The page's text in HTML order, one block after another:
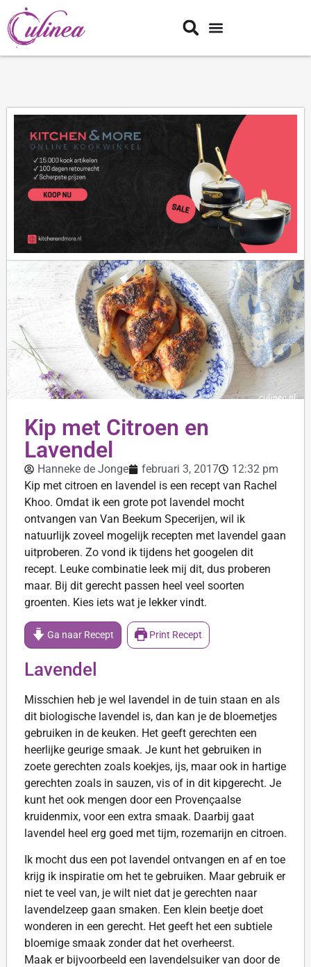
Kip met Citroen en
Lavendel
Hanneke de Jonge februari 3, 2017
12:32 pm
Kip met citroen en lavendel is een recept van Rachel
Khoo. Omdat ik een grote pot lavendel mocht
ontvangen van Van Beekum Specerijen, wil ik
natuurlijk zoveel mogelijk recepten met lavendel gaan
uitproberen. Zo vond ik tijdens het googelen dit
recept. Leuke combinatie leek mij dit, dus proberen
maar. Bij dit gerecht passen heel veel soorten
groenten. Kies iets wat je lekker vindt.
Ga naar Recept Print Recept
Lavendel
Misschien heb je wel lavendel in de tuin staan en als
dit biologische lavendel is, dan kan je de bloemetjes
gebruiken in de keuken. Het geeft gerechten een
heerlijke geurige smaak. Je kunt het gebruiken in
zoete gerechten zoals koekjes, ijs, maar ook in hartige
gerechten zoals in sauzen, vis of in dit kipgerecht. Je
kunt het ook mengen door een Provençaalse
kruidenmix, voor een extra smaak. Daarbij gaat
lavendel heel erg goed met tijm, rozemarijn en citroen.
Ik mocht dus een pot lavendel ontvangen en af en toe
krijg ik inspiratie om het te gebruiken. Maar gebruik er
niet te veel van, je wilt niet dat je gerechten naar
lavendelzeep gaan smaken. Een klein beetje doet
wonderen in een gerecht. Het geeft het een subtiele
bloemige smaak zonder dat het overheerst.
Maak er bijvoorbeeld een lavendelsuiker van door de